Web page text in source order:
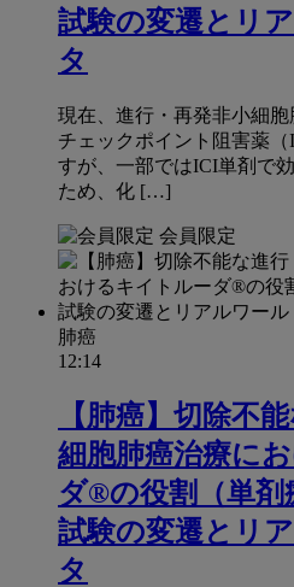
試験の変遷とリ
タ
現在、進行・再発非小細
チェックポイント阻害薬
すが、一部ではICI単剤で
ため、化 […]
会員限定
肺癌
12:14
【肺癌】切除不
細胞肺癌治療に
ダ®の役割（単
試験の変遷とリ
タ